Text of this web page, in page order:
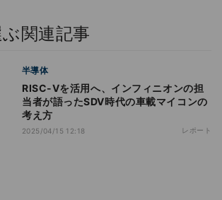
関連記事
半導体
RISC-Vを活用へ、インフィニオンの担
当者が語ったSDV時代の車載マイコンの
考え方
2025/04/15 12:18 レポート